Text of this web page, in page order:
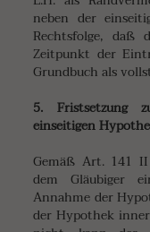
neben der
Rechtsfolge, daß
Zeitpunkt der
Grundbuch als
5. Fristsetzung
einseitigen
Gemäß Art. 141
dem Gläubiger
Annahme der
der Hypothek